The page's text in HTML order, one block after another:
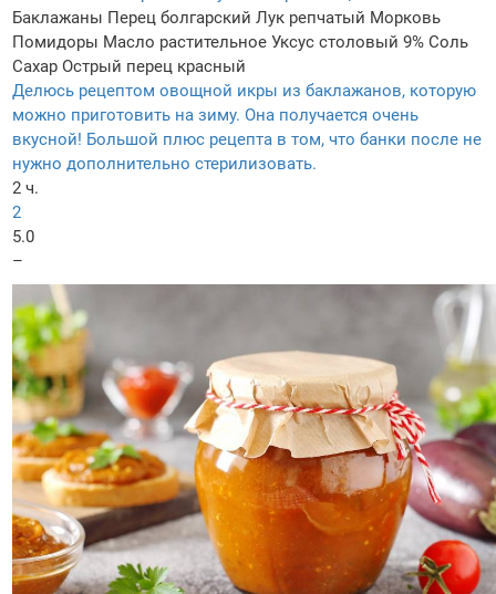
Баклажаны Перец болгарский Лук репчатый Морковь
Помидоры Масло растительное Уксус столовый 9% Соль
Сахар Острый перец красный
Делюсь рецептом овощной икры из баклажанов, которую
можно приготовить на зиму. Она получается очень
вкусной! Большой плюс рецепта в том, что банки после не
нужно дополнительно стерилизовать.
2 ч.
2
5.0
–